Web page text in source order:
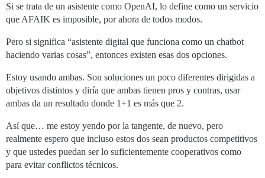
Si se trata de un asistente como OpenAI, lo define como un servicio
que AFAIK es imposible, por ahora de todos modos.
Pero si significa “asistente digital que funciona como un chatbot
haciendo varias cosas”, entonces existen esas dos opciones.
Estoy usando ambas. Son soluciones un poco diferentes dirigidas a
objetivos distintos y diría que ambas tienen pros y contras, usar
ambas da un resultado donde 1+1 es más que 2.
Así que… me estoy yendo por la tangente, de nuevo, pero
realmente espero que incluso estos dos sean productos competitivos
y que ustedes puedan ser lo suficientemente cooperativos como
para evitar conflictos técnicos.